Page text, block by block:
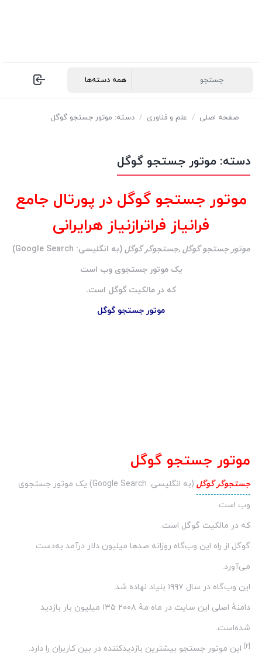
صفحه اصلی / علم و فناوری / دسته: موتور جستجو گوگل
دسته: موتور جستجو گوگل
موتور جستجو گوگل در پورتال جامع
فرانیاز فراترازنیاز هرایرانی
موتور جستجو گوگل ,جستجوگر گوگل (به انگلیسی: Google Search
)
یک موتور جستجوی وب است
که در مالکیت گوگل است.
موتور جستجو گوگل
موتور جستجو گوگل
جستجوگر گوگل (به انگلیسی: Google Search) یک موتور جستجوی
وب است
که در مالکیت گوگل است.
گوگل از راه این وب‌گاه روزانه صدها میلیون دلار درآمد به‌دست
می‌آورد.
این وب‌گاه در سال ۱۹۹۷ بنیاد نهاده شد.
دامنهٔ اصلی این سایت در ماه مهٔ ۲۰۰۸ ۱۳۵ میلیون بار بازدید
شده‌است.
[۲]
این موتور جستجو بیشترین بازدیدکننده در بین کاربران را دارد.